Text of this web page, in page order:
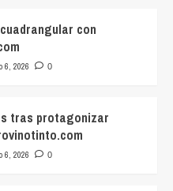
con
6, 2026 0
tras protagonizar
6, 2026 0